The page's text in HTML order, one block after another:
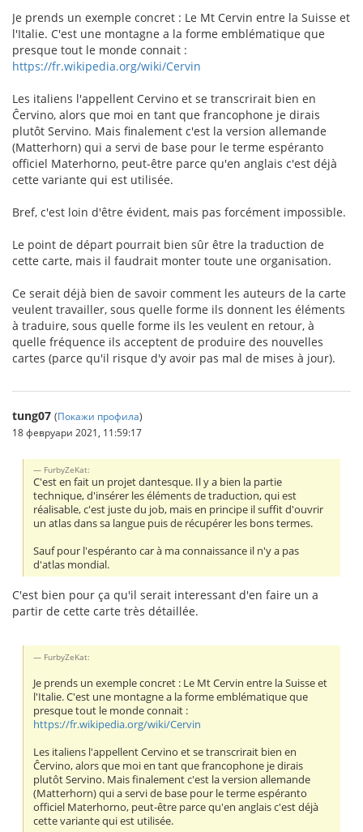
Je prends un exemple concret : Le Mt Cervin entre la Suisse et
l'Italie. C'est une montagne a la forme emblématique que
presque tout le monde connait :
https://fr.wikipedia.org/wiki/Cervin
Les italiens l'appellent Cervino et se transcrirait bien en
Ĉervino, alors que moi en tant que francophone je dirais
plutôt Servino. Mais finalement c'est la version allemande
(Matterhorn) qui a servi de base pour le terme espéranto
officiel Materhorno, peut-être parce qu'en anglais c'est déjà
cette variante qui est utilisée.
Bref, c'est loin d'être évident, mais pas forcément impossible.
Le point de départ pourrait bien sûr être la traduction de
cette carte, mais il faudrait monter toute une organisation.
Ce serait déjà bien de savoir comment les auteurs de la carte
veulent travailler, sous quelle forme ils donnent les éléments
à traduire, sous quelle forme ils les veulent en retour, à
quelle fréquence ils acceptent de produire des nouvelles
cartes (parce qu'il risque d'y avoir pas mal de mises à jour).
tung07 (Покажи профила)
18 февруари 2021, 11:59:17
FurbyZeKat:
C'est en fait un projet dantesque. Il y a bien la partie
technique, d'insérer les éléments de traduction, qui est
réalisable, c'est juste du job, mais en principe il suffit d'ouvrir
un atlas dans sa langue puis de récupérer les bons termes.
Sauf pour l'espéranto car à ma connaissance il n'y a pas
d'atlas mondial.
C'est bien pour ça qu'il serait interessant d'en faire un a
partir de cette carte très détaillée.
FurbyZeKat:
Je prends un exemple concret : Le Mt Cervin entre la Suisse et
l'Italie. C'est une montagne a la forme emblématique que
presque tout le monde connait :
https://fr.wikipedia.org/wiki/Cervin
Les italiens l'appellent Cervino et se transcrirait bien en
Ĉervino, alors que moi en tant que francophone je dirais
plutôt Servino. Mais finalement c'est la version allemande
(Matterhorn) qui a servi de base pour le terme espéranto
officiel Materhorno, peut-être parce qu'en anglais c'est déjà
cette variante qui est utilisée.